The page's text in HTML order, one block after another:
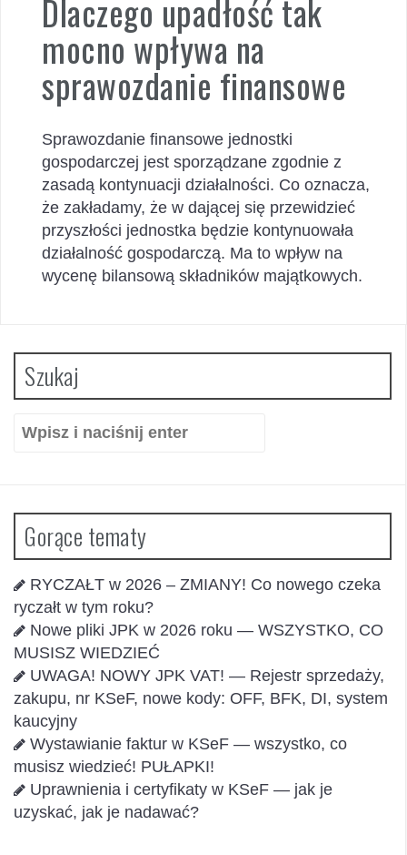
Dlaczego upadłość tak
mocno wpływa na
sprawozdanie finansowe
Sprawozdanie finansowe jednostki
gospodarczej jest sporządzane zgodnie z
zasadą kontynuacji działalności. Co oznacza,
że zakładamy, że w dającej się przewidzieć
przyszłości jednostka będzie kontynuowała
działalność gospodarczą. Ma to wpływ na
wycenę bilansową składników majątkowych.
Szukaj
Szukaj:
Gorące tematy
RYCZAŁT w 2026 – ZMIANY! Co nowego czeka
ryczałt w tym roku?
Nowe pliki JPK w 2026 roku — WSZYSTKO, CO
MUSISZ WIEDZIEĆ
UWAGA! NOWY JPK VAT! — Rejestr sprzedaży,
zakupu, nr KSeF, nowe kody: OFF, BFK, DI, system
kaucyjny
Wystawianie faktur w KSeF — wszystko, co
musisz wiedzieć! PUŁAPKI!
Uprawnienia i certyfikaty w KSeF — jak je
uzyskać, jak je nadawać?